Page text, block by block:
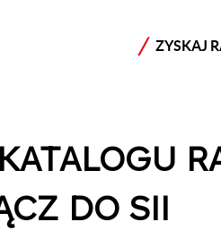
ZYSKAJ
DO SII